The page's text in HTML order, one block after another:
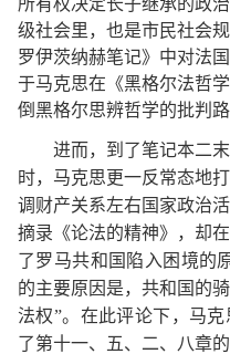
级社会里，也是市民社会
罗伊茨纳赫笔记》中对法
于马克思在《黑格尔法哲
倒黑格尔思辨哲学的批判路
进而，到了笔记本二
时，马克思更一反常态地
调财产关系左右国家政治
摘录《论法的精神》，却
了罗马共和国陷入困境的
的主要原因是，共和国的
法权”。在此评论下，马
了第十一、五、二、八章